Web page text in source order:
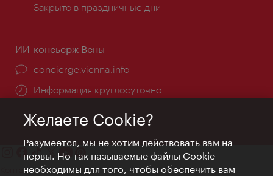
Закрыто в праздничные дни
ИИ-консьерж Вены
concierge.vienna.info
Информация круглосуточно
Контакт
Желаете Cookie?
Разумеется, мы не хотим действовать вам на
нервы. Но так называемые файлы Cookie
необходимы для того, чтобы обеспечить вам